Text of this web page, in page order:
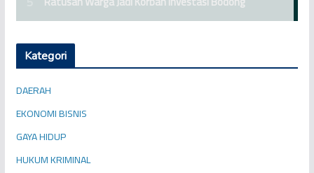
Kategori
DAERAH
EKONOMI BISNIS
GAYA HIDUP
HUKUM KRIMINAL